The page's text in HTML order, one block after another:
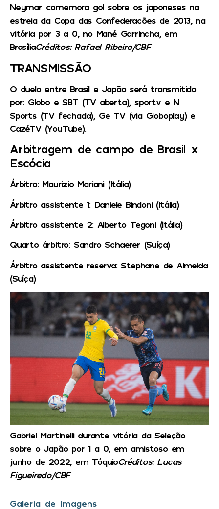
Neymar comemora gol sobre os japoneses na
estreia da Copa das Confederações de 2013, na
vitória por 3 a 0, no Mané Garrincha, em
BrasíliaCréditos: Rafael Ribeiro/CBF
TRANSMISSÃO
O duelo entre Brasil e Japão será transmitido
por: Globo e SBT (TV aberta), sportv e N
Sports (TV fechada), Ge TV (via Globoplay) e
CazéTV (YouTube).
Arbitragem de campo de Brasil x
Escócia
Árbitro: Maurizio Mariani (Itália)
Árbitro assistente 1: Daniele Bindoni (Itália)
Árbitro assistente 2: Alberto Tegoni (Itália)
Quarto árbitro: Sandro Schaerer (Suíça)
Árbitro assistente reserva: Stephane de Almeida
(Suíça)
Gabriel Martinelli durante vitória da Seleção
sobre o Japão por 1 a 0, em amistoso em
junho de 2022, em TóquioCréditos: Lucas
Figueiredo/CBF
Galeria de Imagens